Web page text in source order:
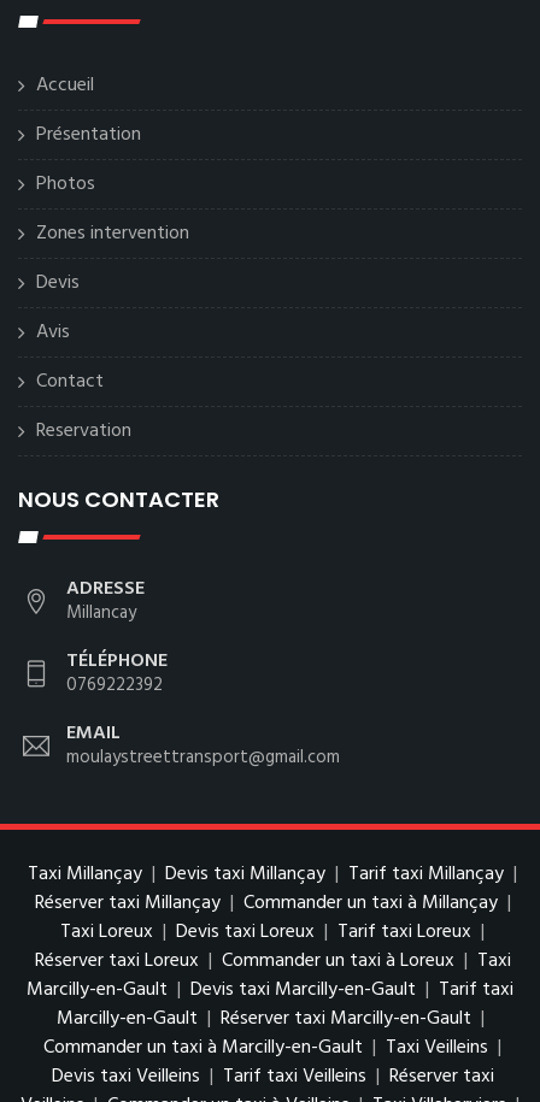
Accueil
Présentation
Photos
Zones intervention
Devis
Avis
Contact
Reservation
NOUS CONTACTER
ADRESSE
Millancay
TÉLÉPHONE
0769222392
EMAIL
moulaystreettransport@gmail.com
Taxi Millançay | Devis taxi Millançay | Tarif taxi Millançay |
Réserver taxi Millançay | Commander un taxi à Millançay |
Taxi Loreux | Devis taxi Loreux | Tarif taxi Loreux |
Réserver taxi Loreux | Commander un taxi à Loreux | Taxi
Marcilly-en-Gault | Devis taxi Marcilly-en-Gault | Tarif taxi
Marcilly-en-Gault | Réserver taxi Marcilly-en-Gault |
Commander un taxi à Marcilly-en-Gault | Taxi Veilleins |
Devis taxi Veilleins | Tarif taxi Veilleins | Réserver taxi